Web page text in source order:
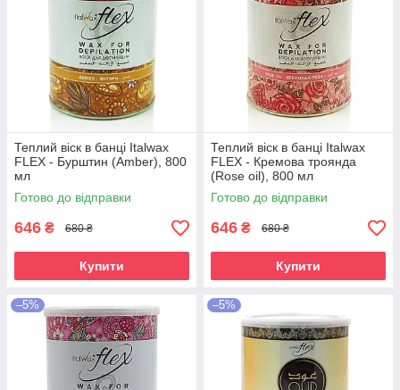
Теплий віск в банці Italwax
FLEX - Бурштин (Amber), 800
мл
Готово до відправки
646 ₴ 680 ₴
Купити
Теплий віск в банці Italwax
FLEX - Кремова троянда
(Rose oil), 800 мл
Готово до відправки
646 ₴ 680 ₴
Купити
–5% –5%